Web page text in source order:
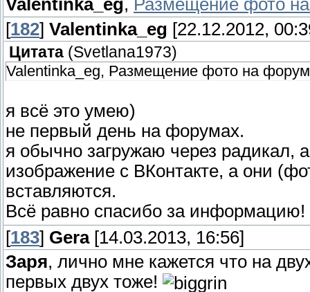
Valentinka_eg, Размещение фото
[182] Valentinka_eg [22.12.2012,
Цитата (Svetlana1973)
Valentinka_eg, Размещение фото на
я всё это умею)
не первый день на форумах.
я обычно загружаю через радикал,
изображение с ВКонтакте, а они
вставляются.
Всё равно спасибо за информацию!
[183] Gera[14.03.2013, 16:56]
Заря, лично мне кажется что на
первых двух тоже!